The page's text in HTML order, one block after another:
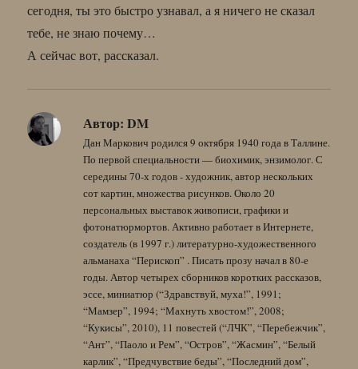
сегодня, ты это быстро узнавал, а я ничего не сказал
тебе, не знаю почему…
А сейчас вот, рассказал.
Автор: DM
Дан Маркович родился 9 октября 1940 года в Таллине.
По первой специальности — биохимик, энзимолог. С
середины 70-х годов - художник, автор нескольких
сот картин, множества рисунков. Около 20
персональных выставок живописи, графики и
фотонатюрмортов. Активно работает в Интернете,
создатель (в 1997 г.) литературно-художественного
альманаха “Перископ” . Писать прозу начал в 80-е
годы. Автор четырех сборников коротких рассказов,
эссе, миниатюр (“Здравствуй, муха!”, 1991;
“Мамзер”, 1994; “Махнуть хвостом!”, 2008;
“Кукисы”, 2010), 11 повестей (“ЛЧК”, “Перебежчик”,
“Ант”, “Паоло и Рем”, “Остров”, “Жасмин”, “Белый
карлик”, “Предчувствие беды”, “Последний дом”,